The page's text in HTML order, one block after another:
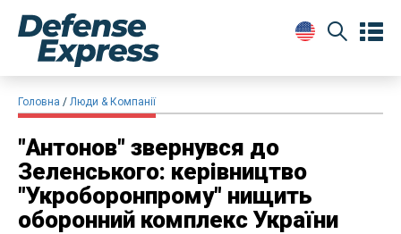
Головна Люди & Компанії
"Антонов" звернувся до
Зеленського: керівництво
"Укроборонпрому" нищить
оборонний комплекс України